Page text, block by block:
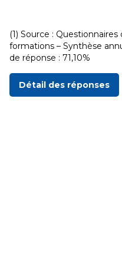
(1) Source : Questionnaires
formations – Synthèse
de réponse : 71,10%
Détail des réponses